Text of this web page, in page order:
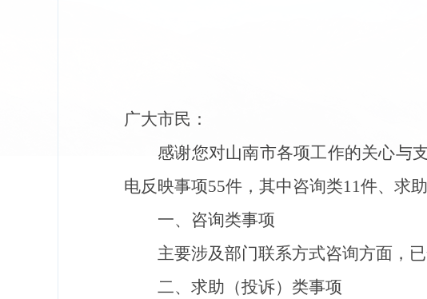
广大市民：
感谢您对山南市各项工作的关心与
电反映事项55件，其中咨询类11件、 求
一、咨询类事项
主要涉及部门联系方式咨询方面，
二、求助 （投诉） 类事项